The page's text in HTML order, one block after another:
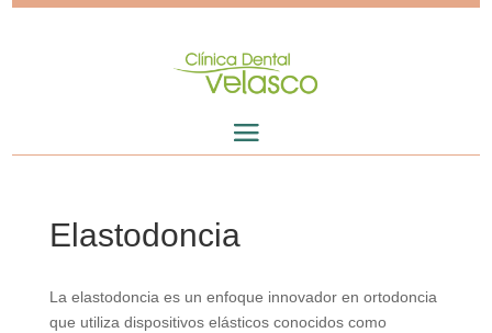
Elastodoncia
La elastodoncia es un enfoque innovador en ortodoncia
que utiliza dispositivos elásticos conocidos como